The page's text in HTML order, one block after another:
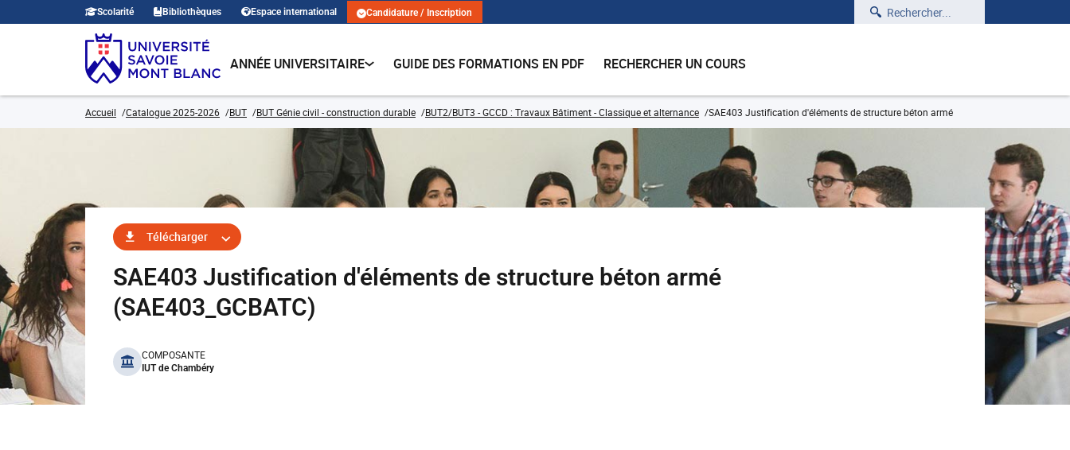
Scolarité Bibliothèques Espace international Candidature / Inscription Rechercher
ANNÉE UNIVERSITAIRE GUIDE DES FORMATIONS EN PDF RECHERCHER UN COURS
Accueil Catalogue 2025-2026 BUT BUT Génie civil - construction durable BUT2/BUT3 - GCCD : Travaux Bâtiment - Classique et alternance SAE403 Justification d'éléments de structure béton armé
Télécharger
SAE403 Justification d'éléments de structure béton armé
(SAE403_GCBATC)
benefits
COMPOSANTE
IUT de Chambéry